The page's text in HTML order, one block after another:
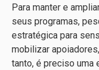
Para manter e
seus programas,
estratégica para
mobilizar
tanto, é preciso uma